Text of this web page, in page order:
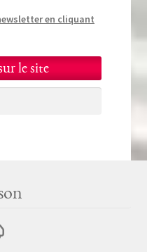
en cliquant
le site